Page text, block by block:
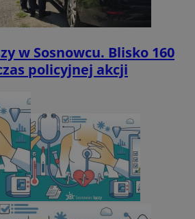
w Sosnowcu. Blisko 160
policyjnej akcji